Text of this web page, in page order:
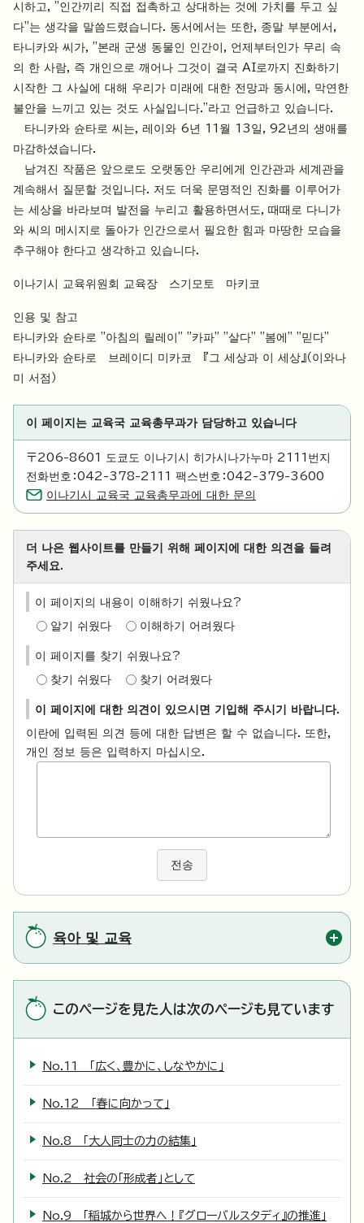
시하고, "인간끼리 직접 접촉하고 상대하는 것에 가치를 두고 싶
다"는 생각을 말씀드렸습니다. 동서에서는 또한, 종말 부분에서,
타니카와 씨가, "본래 군생 동물인 인간이, 언제부터인가 무리 속
의 한 사람, 즉 개인으로 깨어나 그것이 결국 AI로까지 진화하기
시작한 그 사실에 대해 우리가 미래에 대한 전망과 동시에, 막연한
불안을 느끼고 있는 것도 사실입니다."라고 언급하고 있습니다.
타니카와 슌타로 씨는, 레이와 6년 11월 13일, 92년의 생애를
마감하셨습니다.
남겨진 작품은 앞으로도 오랫동안 우리에게 인간관과 세계관을
계속해서 질문할 것입니다. 저도 더욱 문명적인 진화를 이루어가
는 세상을 바라보며 발전을 누리고 활용하면서도, 때때로 다니가
와 씨의 메시지로 돌아가 인간으로서 필요한 힘과 마땅한 모습을
추구해야 한다고 생각하고 있습니다.
이나기시 교육위원회 교육장 스기모토 마키코
인용 및 참고
타니카와 슌타로 "아침의 릴레이" "카파" "살다" "봄에" "믿다"
타니카와 슌타로 브레이디 미카코 『그 세상과 이 세상』（이와나
미 서점）
이 페이지는 교육국 교육총무과가 담당하고 있습니다
〒206-8601 도쿄도 이나기시 히가시나가누마 2111번지
전화번호：042-378-2111 팩스번호：042-379-3600
이나기시 교육국 교육총무과에 대한 문의
더 나은 웹사이트를 만들기 위해 페이지에 대한 의견을 들려
주세요.
이 페이지의 내용이 이해하기 쉬웠나요?
알기 쉬웠다 이해하기 어려웠다
이 페이지를 찾기 쉬웠나요?
찾기 쉬웠다 찾기 어려웠다
이 페이지에 대한 의견이 있으시면 기입해 주시기 바랍니다.
이란에 입력된 의견 등에 대한 답변은 할 수 없습니다. 또한,
개인 정보 등은 입력하지 마십시오.
전송
육아 및 교육
このページを見た人は次のページも見ています
No.11 「広く、豊かに、しなやかに」
No.12 「春に向かって」
No.8 「大人同士の力の結集」
No.2 社会の「形成者」として
No.9 「稲城から世界へ！『グローバルスタディ』の推進」